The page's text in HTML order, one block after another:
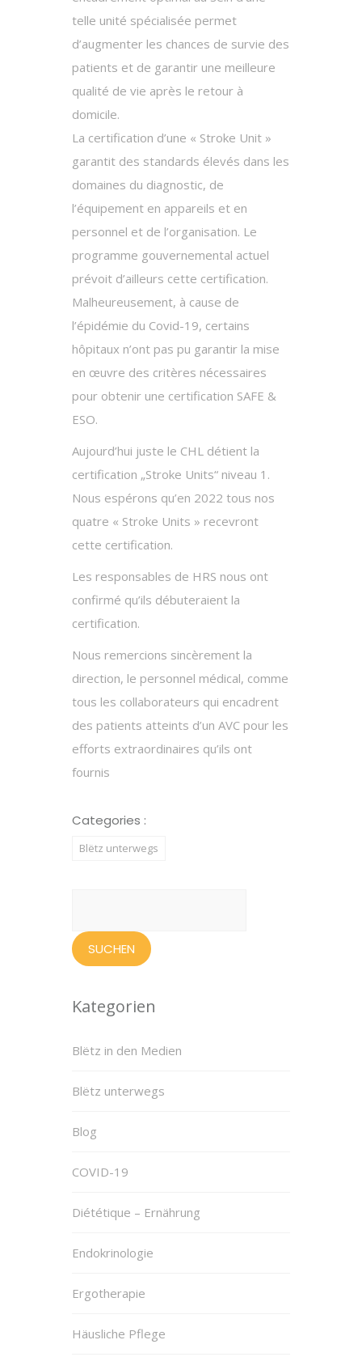
telle unité spécialisée permet
d’augmenter les chances de survie des
patients et de garantir une meilleure
qualité de vie après le retour à
domicile.
La certification d’une « Stroke Unit »
garantit des standards élevés dans les
domaines du diagnostic, de
l’équipement en appareils et en
personnel et de l’organisation. Le
programme gouvernemental actuel
prévoit d’ailleurs cette certification.
Malheureusement, à cause de
l’épidémie du Covid-19, certains
hôpitaux n’ont pas pu garantir la mise
en œuvre des critères nécessaires
pour obtenir une certification SAFE &
ESO.
Aujourd’hui juste le CHL détient la
certification „Stroke Units“ niveau 1.
Nous espérons qu’en 2022 tous nos
quatre « Stroke Units » recevront
cette certification.
Les responsables de HRS nous ont
confirmé qu’ils débuteraient la
certification.
Nous remercions sincèrement la
direction, le personnel médical, comme
tous les collaborateurs qui encadrent
des patients atteints d’un AVC pour les
efforts extraordinaires qu’ils ont
fournis
Categories :
Blëtz unterwegs
Kategorien
Blëtz in den Medien
Blëtz unterwegs
Blog
COVID-19
Diététique – Ernährung
Endokrinologie
Ergotherapie
Häusliche Pflege